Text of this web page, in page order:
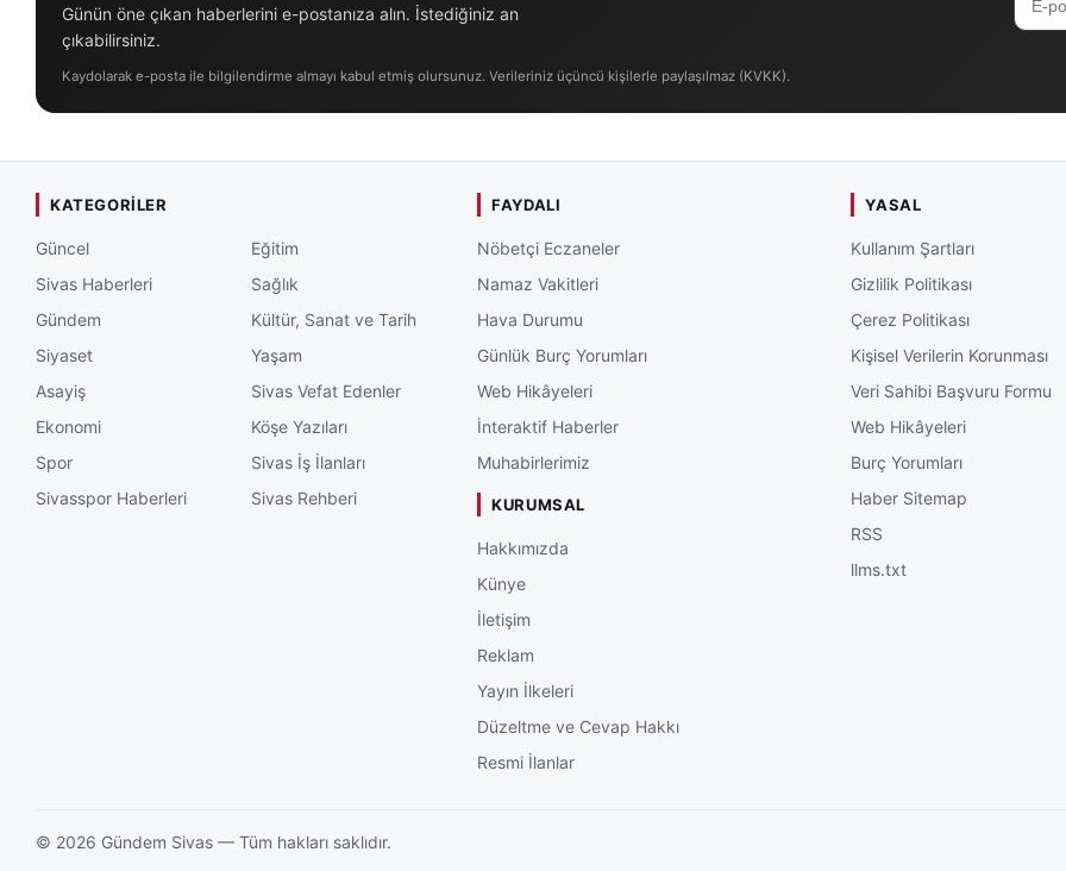
Günün öne çıkan haberlerini e-postanıza alın. İstediğiniz an
çıkabilirsiniz.
Kaydolarak e-posta ile bilgilendirme almayı kabul etmiş olursunuz. Verileriniz üçüncü kişilerle paylaşılmaz (KVKK).
KATEGORILER
Güncel
Sivas Haberleri
Gündem
Siyaset
Asayiş
Ekonomi
Spor
Sivasspor Haberleri
Eğitim
Sağlık
Kültür, Sanat ve Tarih
Yaşam
Sivas Vefat Edenler
Köşe Yazıları
Sivas İş İlanları
Sivas Rehberi
FAYDALI
Nöbetçi Eczaneler
Namaz Vakitleri
Hava Durumu
Günlük Burç Yorumları
Web Hikâyeleri
İnteraktif Haberler
Muhabirlerimiz
KURUMSAL
Hakkımızda
Künye
İletişim
Reklam
Yayın İlkeleri
Düzeltme ve Cevap Hakkı
Resmi İlanlar
YASAL
Kullanım Şartları
Gizlilik Politikası
Çerez Politikası
Kişisel Verilerin Korunması
Veri Sahibi Başvuru Formu
Web Hikâyeleri
Burç Yorumları
Haber Sitemap
RSS
llms.txt
© 2026 Gündem Sivas — Tüm hakları saklıdır.